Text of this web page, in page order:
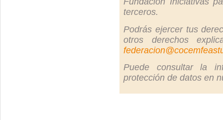
terceros.
Podrás ejercer tus
otros derechos
Puede consultar la
protección de datos en